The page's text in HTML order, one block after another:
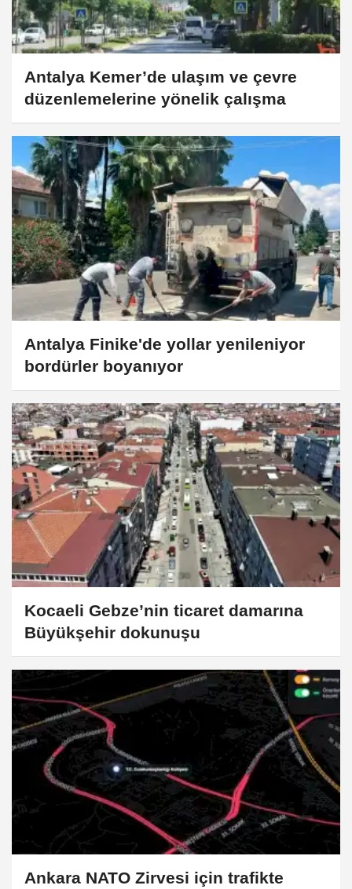
Antalya Kemer’de ulaşım ve çevre
düzenlemelerine yönelik çalışma
Antalya Finike'de yollar yenileniyor
bordürler boyanıyor
Kocaeli Gebze’nin ticaret damarına
Büyükşehir dokunuşu
Ankara NATO Zirvesi için trafikte